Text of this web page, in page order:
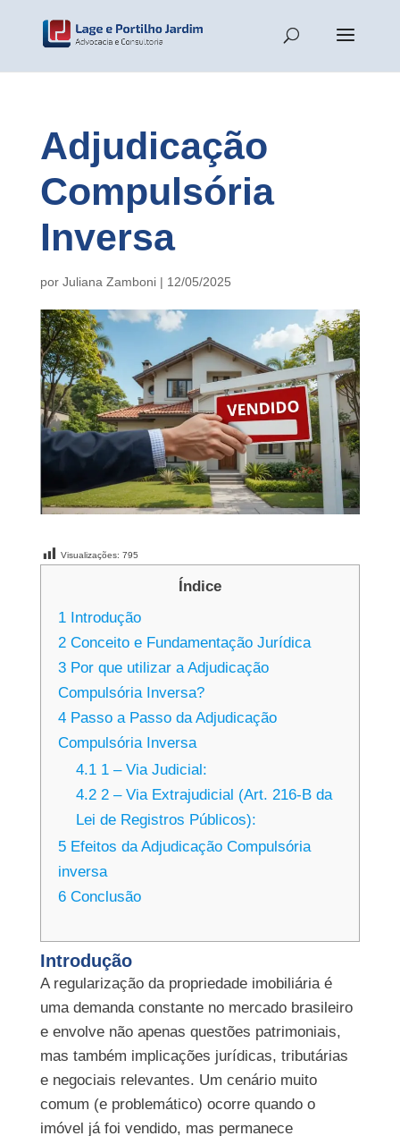
Adjudicação
Compulsória
Inversa
por Juliana Zamboni| 12/05/2025
Visualizações: 795
Índice
1 Introdução
2 Conceito e Fundamentação Jurídica
3 Por que utilizar a Adjudicação
Compulsória Inversa?
4 Passo a Passo da Adjudicação
Compulsória Inversa
4.1 1 – Via Judicial:
4.2 2 – Via Extrajudicial (Art. 216-B da
Lei de Registros Públicos):
5 Efeitos da Adjudicação Compulsória
inversa
6 Conclusão
Introdução
A regularização da propriedade imobiliária é
uma demanda constante no mercado brasileiro
e envolve não apenas questões patrimoniais,
mas também implicações jurídicas, tributárias
e negociais relevantes. Um cenário muito
comum (e problemático) ocorre quando o
imóvel já foi vendido, mas permanece